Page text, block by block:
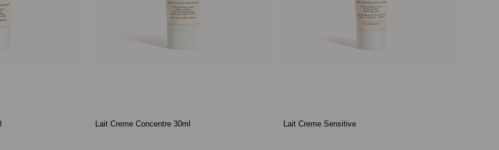
Lait Creme Concentre 30ml Lait Creme Sensitive